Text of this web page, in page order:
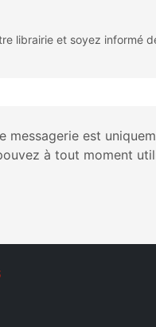
librairie et soyez informé
messagerie est
à tout moment